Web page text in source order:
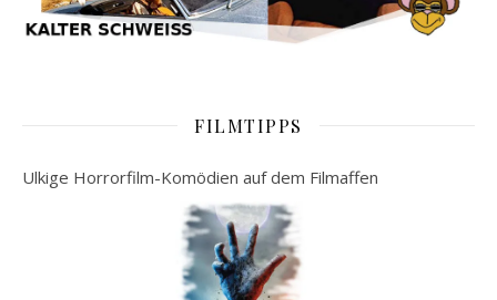
FILMTIPPS
Ulkige Horrorfilm-Komödien auf dem Filmaffen